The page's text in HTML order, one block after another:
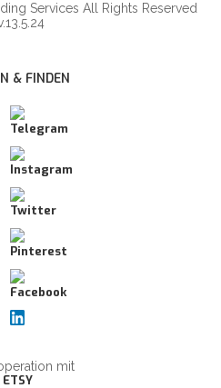
Services All Rights Reserved
v.13.5.24
& FINDEN
mit
ETSY